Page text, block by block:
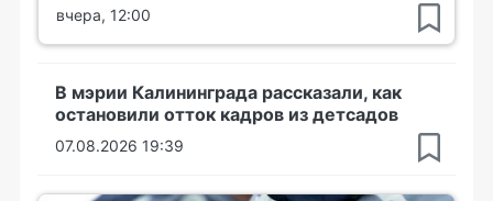
вчера, 12:00
В мэрии Калининграда рассказали, как
остановили отток кадров из детсадов
07.08.2026 19:39